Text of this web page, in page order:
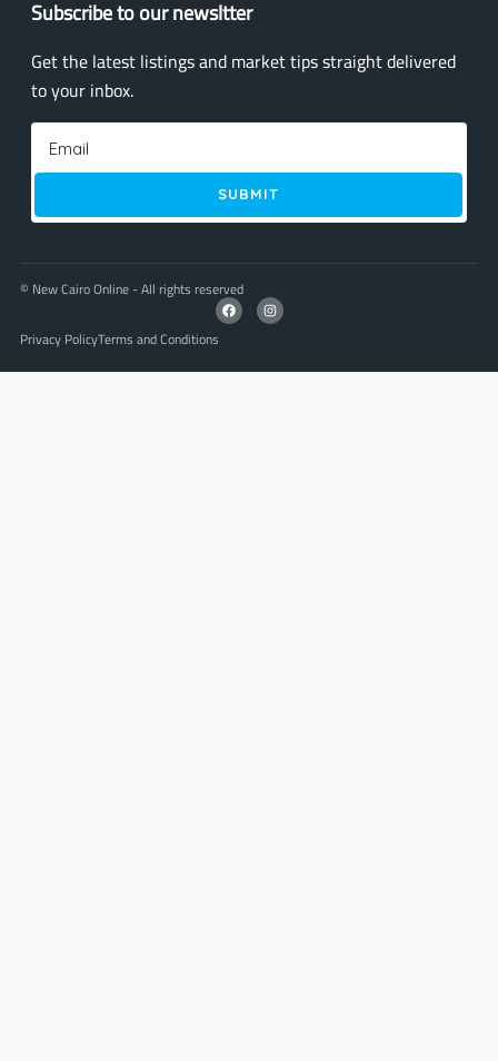
Subscribe to our newsltter
Get the latest listings and market tips straight delivered
to your inbox.
SUBMIT
© New Cairo Online - All rights reserved
Privacy PolicyTerms and Conditions